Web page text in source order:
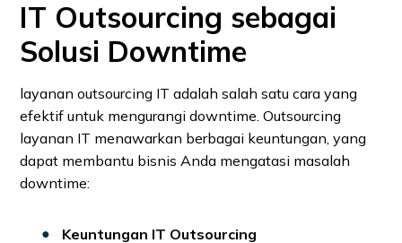
IT Outsourcing sebagai
Solusi Downtime
layanan outsourcing IT adalah salah satu cara yang
efektif untuk mengurangi downtime. Outsourcing
layanan IT menawarkan berbagai keuntungan, yang
dapat membantu bisnis Anda mengatasi masalah
downtime:
Keuntungan IT Outsourcing